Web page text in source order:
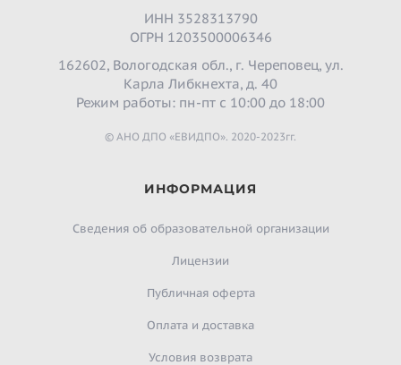
ИНН 3528313790
ОГРН 1203500006346
162602, Вологодская обл., г. Череповец, ул.
Карла Либкнехта, д. 40
Режим работы: пн-пт с 10:00 до 18:00
© АНО ДПО «ЕВИДПО». 2020-2023гг.
ИНФОРМАЦИЯ
Сведения об образовательной организации
Лицензии
Публичная оферта
Оплата и доставка
Условия возврата